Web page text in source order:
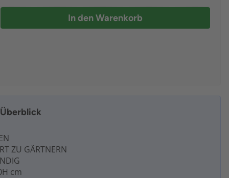
In den Warenkorb
ZU GÄRTNERN
cm